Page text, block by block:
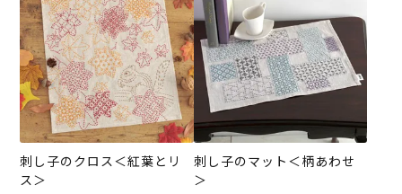
刺し子のクロス＜紅葉とリ
ス＞
刺し子のマット＜柄あわせ
＞